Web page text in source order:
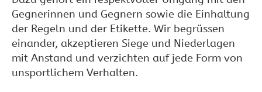
Gegnerinnen und Gegnern sowie die Einhaltung
der Regeln und der Etikette. Wir begrüssen
einander, akzeptieren Siege und Niederlagen
mit Anstand und verzichten auf jede Form von
unsportlichem Verhalten.